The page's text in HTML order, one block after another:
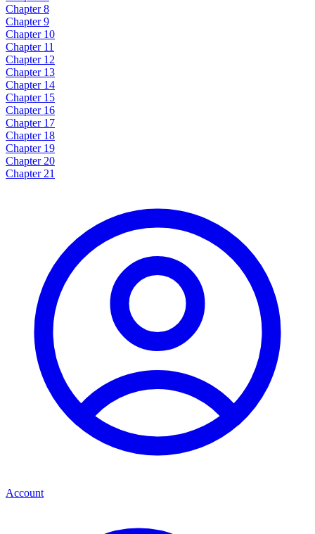
Chapter 8
Chapter 9
Chapter 10
Chapter 11
Chapter 12
Chapter 13
Chapter 14
Chapter 15
Chapter 16
Chapter 17
Chapter 18
Chapter 19
Chapter 20
Chapter 21
Account